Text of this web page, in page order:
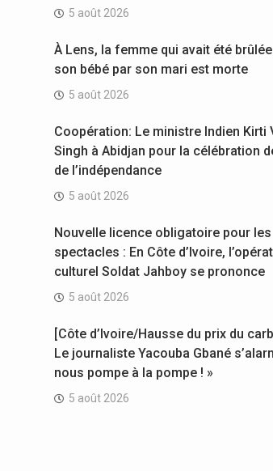
5 août 2026
À Lens, la femme qui avait été
son bébé par son mari est morte
5 août 2026
Coopération: Le ministre Indien Kirti
Singh à Abidjan pour la célébration
de l’indépendance
5 août 2026
Nouvelle licence obligatoire pour les
spectacles : En Côte d’Ivoire,
culturel Soldat Jahboy se prononce
5 août 2026
[Côte d’Ivoire/Hausse du prix du
Le journaliste Yacouba Gbané
nous pompe à la pompe ! »
5 août 2026